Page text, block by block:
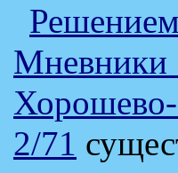
Мневники
2/71